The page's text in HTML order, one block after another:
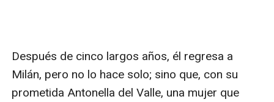
Después de cinco largos años, él regresa a
Milán, pero no lo hace solo; sino que, con su
prometida Antonella del Valle, una mujer que